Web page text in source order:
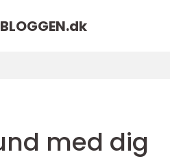
dk
med dig